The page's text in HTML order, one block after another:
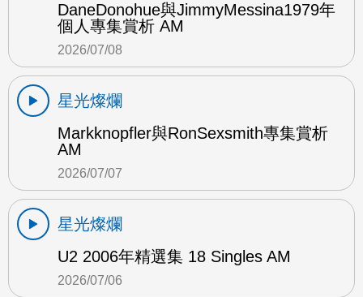
DaneDonohue與JimmyMessina1979年
個人專集賞析 AM
2026/07/08
星光燦爛
Markknopfler與RonSexsmith專集賞析
AM
2026/07/07
星光燦爛
U2 2006年精選集 18 Singles AM
2026/07/06